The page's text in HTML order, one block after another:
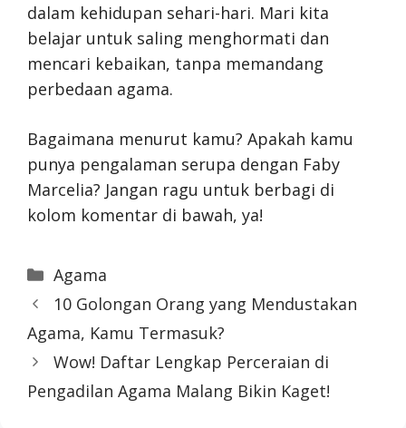
dalam kehidupan sehari-hari. Mari kita
belajar untuk saling menghormati dan
mencari kebaikan, tanpa memandang
perbedaan agama.
Bagaimana menurut kamu? Apakah kamu
punya pengalaman serupa dengan Faby
Marcelia? Jangan ragu untuk berbagi di
kolom komentar di bawah, ya!
Categories
Agama
10 Golongan Orang yang Mendustakan
Agama, Kamu Termasuk?
Wow! Daftar Lengkap Perceraian di
Pengadilan Agama Malang Bikin Kaget!